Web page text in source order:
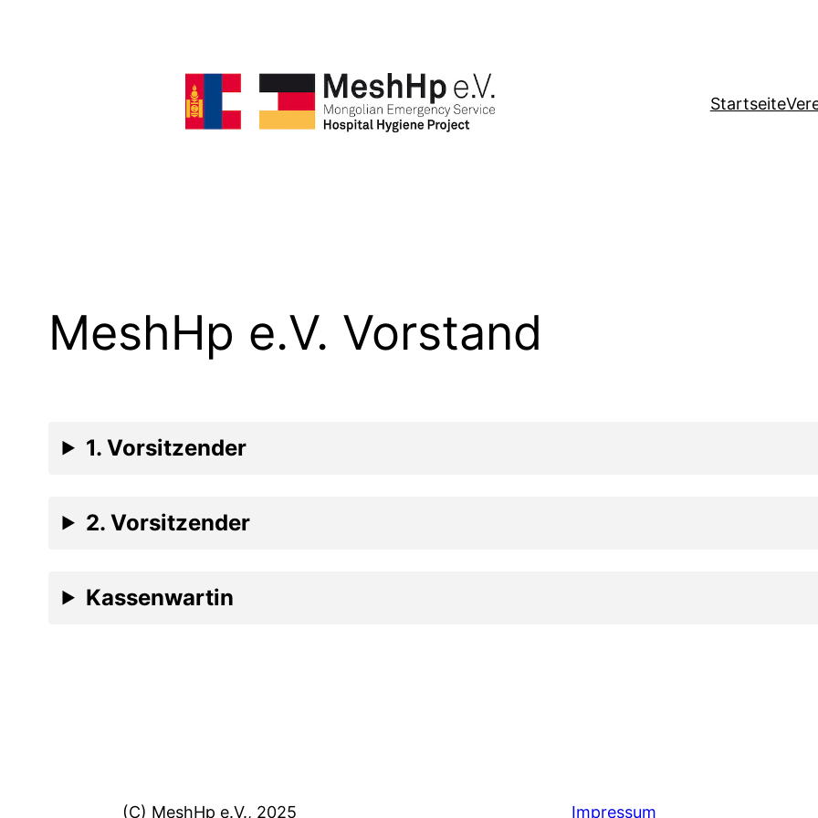
Startseite
MeshHp e.V. Vorstand
1. Vorsitzender
2. Vorsitzender
Kassenwartin
(C) MeshHp e.V., 2025 Impressum